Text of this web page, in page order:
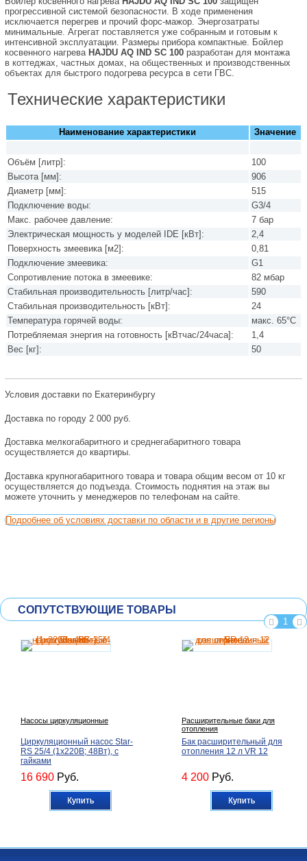
прогрессивной системой безопасности. В ходе применения
исключается перегрев и прочий форс-мажор. Энергозатраты
минимальные. Агрегат поставляется уже собранным и готовым к
интенсивной эксплуатации. Размеры прибора компактные. Бойлер
косвенного нагрева HAJDU AQ IND SC 100разработан для монтажа
в коттеджах, частных домах, на общественных и производственных
объектах для быстрого подогрева ресурса в сети ГВС.
Технические характеристики
Наименование характеристики Значение
Объём [литр]:
100
Высота [мм]:
906
Диаметр [мм]:
515
Подключение воды:
G3/4
Макс. рабочее давление:
7 бар
Электрическая мощность у моделей IDE [кВт]:
2,4
Поверхность змеевика [м2]:
0,81
Подключение змеевика:
G1
Сопротивление потока в змеевике:
82 мбар
Стабильная производительность [литр/час]:
590
Стабильная производительность [кВт]:
24
Температура горячей воды:
макс. 65°C
Потребляемая энергия на готовность [кВтчас/24часа]:
1,4
Вес [кг]:
50
Условия доставки по Екатеринбургу
Доставка по городу 2 000 руб.
Доставка мелкогабаритного и среднегабаритного товара
осуществляется до квартиры.
Доставка крупногабаритного товара и товара общим весом от 10 кг
осуществляется до подъезда. Стоимость поднятия на этаж вы
можете уточнить у менеджеров по телефонам на сайте.
Подробнее об условиях доставки по области и в другие регионы
СОПУТСТВУЮЩИЕ ТОВАРЫ
1
Насосы циркуляционные
Циркуляционный насос Star-
RS 25/4 (1х220В; 48Вт), с
гайками
16 690 Руб.
Купить
Расширительные баки для
отопления
Бак расширительный для
отопления 12 л VR 12
4 200 Руб.
Купить